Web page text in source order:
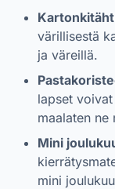
värillisestä
ja väreillä.
lapset
maalaten ne
Mini
mini